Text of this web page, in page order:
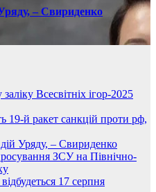
– Свириденко
Всесвітніх ігор-2025
19-й ракет санкцій проти рф,
Уряду, – Свириденко
ЗСУ на Північно-
17 серпня